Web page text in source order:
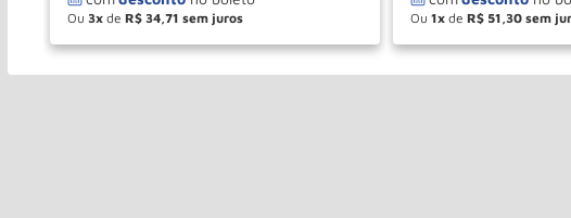
Ou 3 de R$ 34,71
＋
－ COMPRAR
Ou 1 de R$ 51,30
＋
－